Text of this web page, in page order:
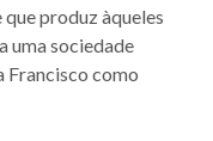
produz àqueles
uma sociedade
Francisco como